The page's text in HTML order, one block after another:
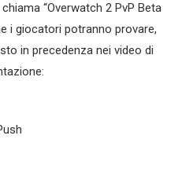
“Overwatch 2 PvP Beta
i giocatori potranno provare,
in precedenza nei video di